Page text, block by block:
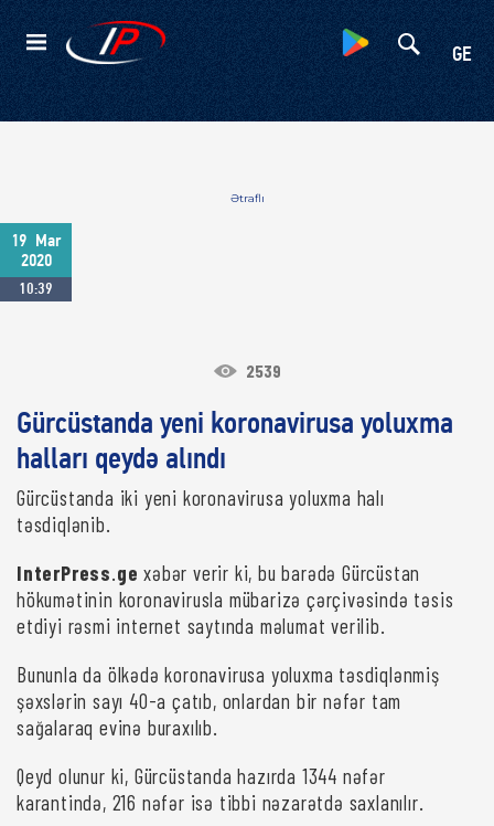
GE
Kateqoriyalar
Ətraflı
19
Mar
2020
10:39
2539
Gürcüstanda yeni koronavirusa yoluxma
halları qeydə alındı
Gürcüstanda iki yeni koronavirusa yoluxma halı
təsdiqlənib.
InterPress.ge xəbər verir ki, bu barədə Gürcüstan
hökumətinin koronavirusla mübarizə çərçivəsində təsis
etdiyi rəsmi internet saytında məlumat verilib.
Bununla da ölkədə koronavirusa yoluxma təsdiqlənmiş
şəxslərin sayı 40-a çatıb, onlardan bir nəfər tam
sağalaraq evinə buraxılıb.
Qeyd olunur ki, Gürcüstanda hazırda 1344 nəfər
karantində, 216 nəfər isə tibbi nəzarətdə saxlanılır.